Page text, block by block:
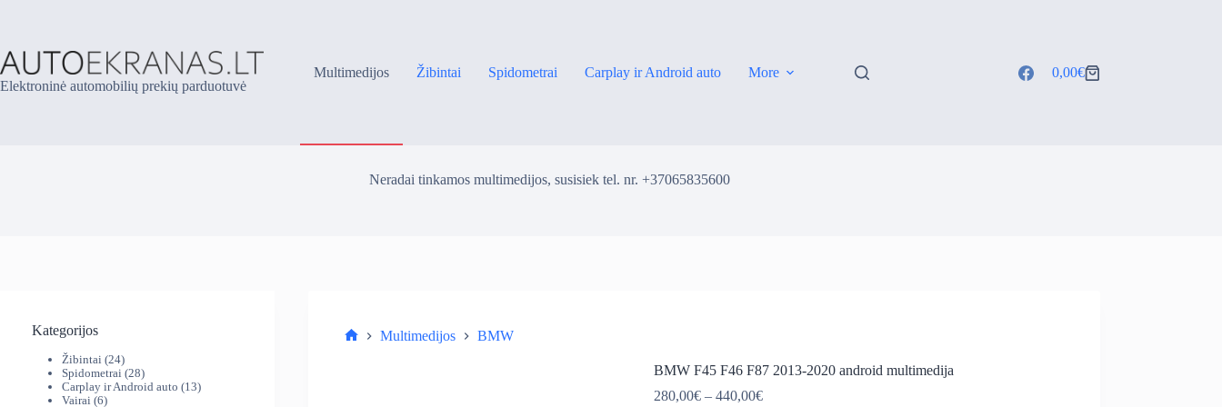
Elektroninė automobilių prekių parduotuvė
Multimedijos Žibintai Spidometrai Carplay ir Android auto More
Shopping
0,00€
Neradai tinkamos multimedijos, susisiek tel. nr. +37065835600
Multimedijos BMW
BMW F45 F46 F87 2013-2020 android multimedija
280,00€ – 440,00€Price
Kategorijos
Žibintai 2424
produktai
Spidometrai 2828
produktai
Carplay ir Android auto 1313
Vairai 66